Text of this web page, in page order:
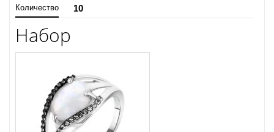
Количество 10
Набор